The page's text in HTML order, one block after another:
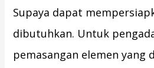
Supaya dapat
dibutuhkan. Untuk
pemasangan elemen yang